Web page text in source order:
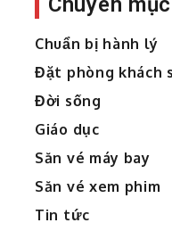
Chuẩn bị hành lý
Đặt phòng khách
Đời sống
Giáo dục
Săn vé máy bay
Săn vé xem phim
Tin tức